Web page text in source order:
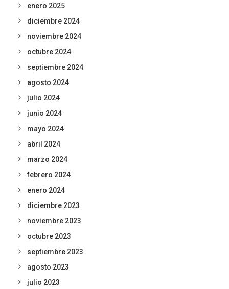
enero 2025
diciembre 2024
noviembre 2024
octubre 2024
septiembre 2024
agosto 2024
julio 2024
junio 2024
mayo 2024
abril 2024
marzo 2024
febrero 2024
enero 2024
diciembre 2023
noviembre 2023
octubre 2023
septiembre 2023
agosto 2023
julio 2023